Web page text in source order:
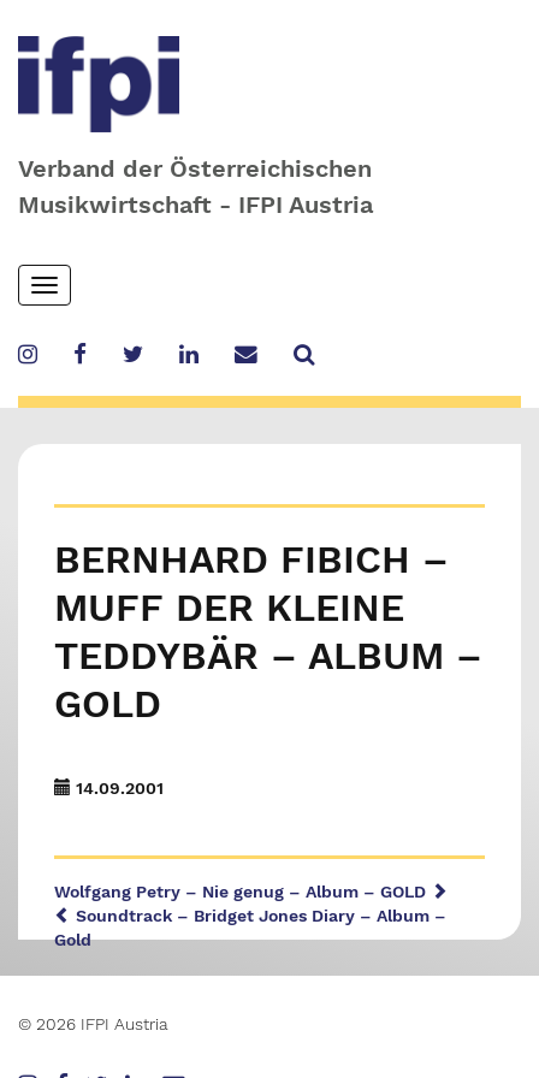
Verband der Österreichischen
Musikwirtschaft - IFPI Austria
Skip
to
content
Toggle
navigation
BERNHARD FIBICH –
MUFF DER KLEINE
TEDDYBÄR – ALBUM –
GOLD
14.09.2001
Wolfgang Petry – Nie genug – Album – GOLD
Soundtrack – Bridget Jones Diary – Album –
Gold
© 2026 IFPI Austria